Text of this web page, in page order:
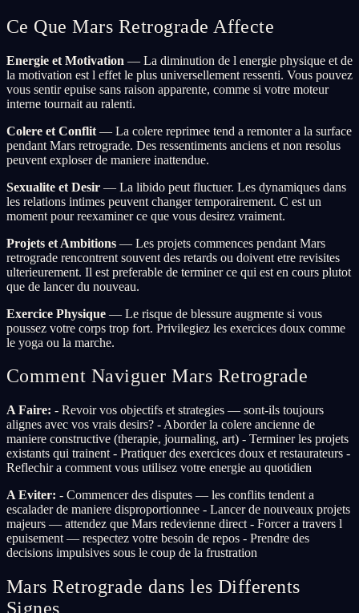
Ce Que Mars Retrograde Affecte
Energie et Motivation — La diminution de l energie physique et de
la motivation est l effet le plus universellement ressenti. Vous pouvez
vous sentir epuise sans raison apparente, comme si votre moteur
interne tournait au ralenti.
Colere et Conflit — La colere reprimee tend a remonter a la surface
pendant Mars retrograde. Des ressentiments anciens et non resolus
peuvent exploser de maniere inattendue.
Sexualite et Desir — La libido peut fluctuer. Les dynamiques dans
les relations intimes peuvent changer temporairement. C est un
moment pour reexaminer ce que vous desirez vraiment.
Projets et Ambitions — Les projets commences pendant Mars
retrograde rencontrent souvent des retards ou doivent etre revisites
ulterieurement. Il est preferable de terminer ce qui est en cours plutot
que de lancer du nouveau.
Exercice Physique — Le risque de blessure augmente si vous
poussez votre corps trop fort. Privilegiez les exercices doux comme
le yoga ou la marche.
Comment Naviguer Mars Retrograde
A Faire: - Revoir vos objectifs et strategies — sont-ils toujours
alignes avec vos vrais desirs? - Aborder la colere ancienne de
maniere constructive (therapie, journaling, art) - Terminer les projets
existants qui trainent - Pratiquer des exercices doux et restaurateurs -
Reflechir a comment vous utilisez votre energie au quotidien
A Eviter: - Commencer des disputes — les conflits tendent a
escalader de maniere disproportionnee - Lancer de nouveaux projets
majeurs — attendez que Mars redevienne direct - Forcer a travers l
epuisement — respectez votre besoin de repos - Prendre des
decisions impulsives sous le coup de la frustration
Mars Retrograde dans les Differents
Signes